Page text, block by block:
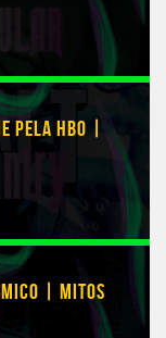
PELA HBO |
| MITOS